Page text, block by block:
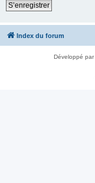
S’enregistrer
Index du forum
Développé par